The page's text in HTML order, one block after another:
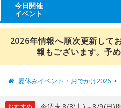
今日開催
イベント
2026年情報へ順次更新して
報もございます。予
夏休みイベント・おでかけ2026